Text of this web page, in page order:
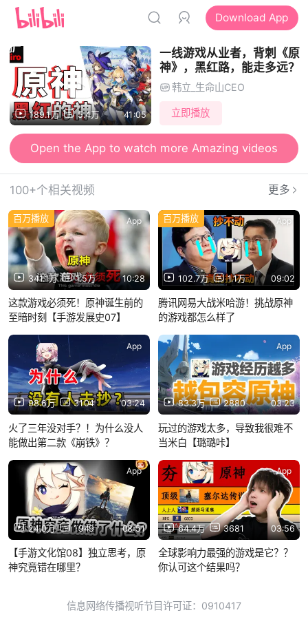
Download App
189.1万 5.4万 41:05
一线游戏从业者，背刺《原
神》，黑红路，能走多远？
韩立_生命山CEO
立即播放
Open the App to watch more Amazing videos
100+个相关视频 更多
341.1万 1.5万 10:28
百万播放 App
这款游戏必须死！原神诞生前的
至暗时刻【手游发展史07】
102.7万 1.1万 09:02
百万播放 App
腾讯网易大战米哈游！挑战原神
的游戏都怎么样了
98.6万 3104 03:24
App
火了三年没对手？！为什么没人
能做出第二款《崩铁》？
83.3万 2880 03:23
App
玩过的游戏太多，导致我很难不
当米白【璐璐咔】
24.0万 1949 08:51
App
【手游文化馆08】独立思考，原
神究竟错在哪里？
64.4万 3681 03:56
App
全球影响力最强的游戏是它？？
你认可这个结果吗？
信息网络传播视听节目许可证：0910417